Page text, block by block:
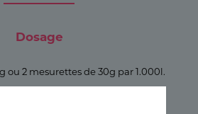
Dosage
ou 2 mesurettes de 30g par 1.000l.